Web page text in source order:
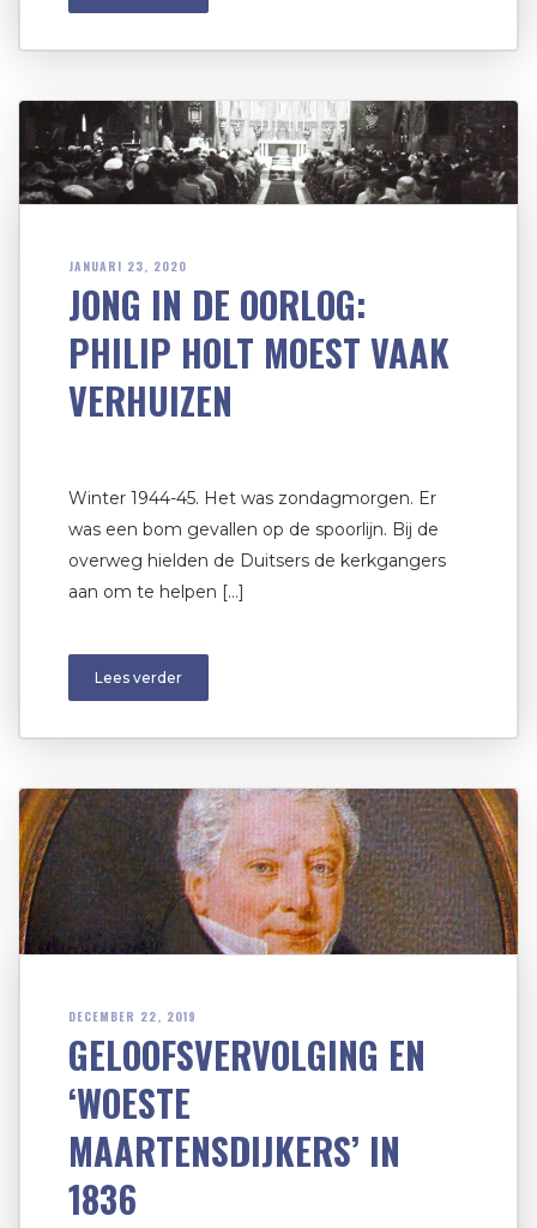
JANUARI 23, 2020
JONG IN DE OORLOG:
PHILIP HOLT MOEST VAAK
VERHUIZEN
Winter 1944-45. Het was zondagmorgen. Er
was een bom gevallen op de spoorlijn. Bij de
overweg hielden de Duitsers de kerkgangers
aan om te helpen […]
Lees verder
DECEMBER 22, 2019
GELOOFSVERVOLGING EN
‘WOESTE
MAARTENSDIJKERS’ IN
1836